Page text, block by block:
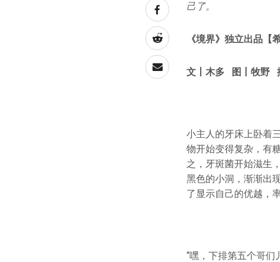
己了。
《境界》独立出品【
文丨木多 图丨牧野
小主人的牙床上卧着
物开始变得复杂，有
之，牙斑菌开始滋生
黑色的小洞，渐渐出
了显示自己的优越，
“嘿，下排第五个哥